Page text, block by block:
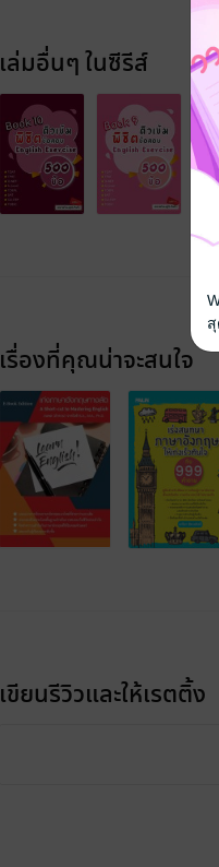
เล่มอื่นๆ ในซีรีส์
เรื่องที่คุณน่าจะสนใจ
เขียนรีวิวและให้เรตติ้ง